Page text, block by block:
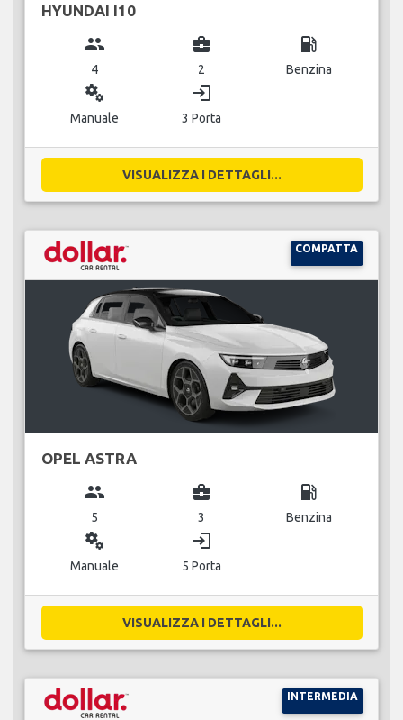
HYUNDAI I10
group
4
business_center
2
local_gas_station
Benzina
miscellaneous_services
Manuale
login
3 Porta
VISUALIZZA I DETTAGLI...
COMPATTA
OPEL ASTRA
group
5
business_center
3
local_gas_station
Benzina
miscellaneous_services
Manuale
login
5 Porta
VISUALIZZA I DETTAGLI...
INTERMEDIA